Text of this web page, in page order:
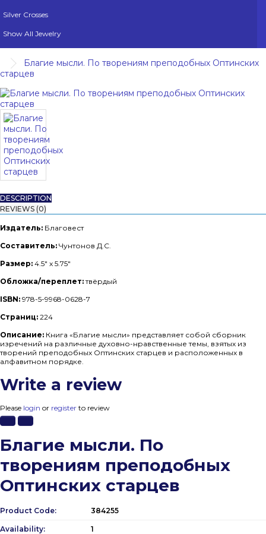
Silver Crosses
Show All Jewelry
Благие мысли. По творениям преподобных Оптинских
старцев
DESCRIPTION
REVIEWS (0)
Издатель: Благовест
Составитель: Чунтонов Д.С.
Размер: 4.5" x 5.75"
Обложка/переплет:твёрдый
ISBN: 978-5-9968-0628-7
Страниц: 224
Описание: Книга «Благие мысли» представляет собой сборник
изречений на различные духовно-нравственные темы, взятых из
творений преподобных Оптинских старцев и расположенных в
алфавитном порядке.
Write a review
Please login or register to review
Благие мысли. По
творениям преподобных
Оптинских старцев
Product Code: 384255
Availability: 1